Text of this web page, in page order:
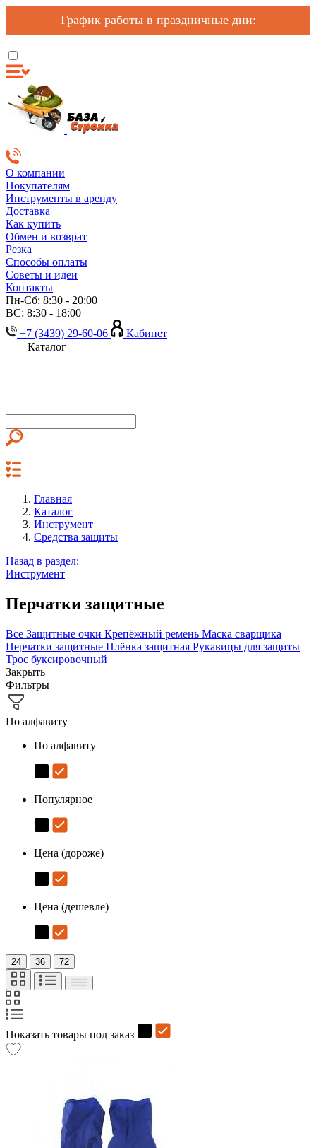
График работы в праздничные дни:
О компании
Покупателям
Инструменты в аренду
Доставка
Как купить
Обмен и возврат
Резка
Способы оплаты
Советы и идеи
Контакты
Пн-Сб: 8:30 - 20:00
ВС: 8:30 - 18:00
+7 (3439) 29-60-06
Кабинет
Каталог
Главная
Каталог
Инструмент
Средства защиты
Назад в раздел:
Инструмент
Перчатки защитные
Все Защитные очки Крепёжный ремень Маска сварщика
Перчатки защитные Плёнка защитная Рукавицы для защиты
Трос буксировочный
Закрыть
Фильтры
По алфавиту
По алфавиту
Популярное
Цена (дороже)
Цена (дешевле)
24 36 72
Показать товары под заказ